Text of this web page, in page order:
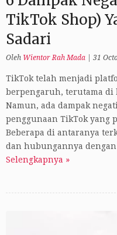
TikTok Shop)
Sadari
Oleh Wientor Rah Mada 31
TikTok telah menjadi
berpengaruh, terutama di
Namun, ada dampak
penggunaan TikTok yang
Beberapa di antaranya
dan hubungannya
Selengkapnya »